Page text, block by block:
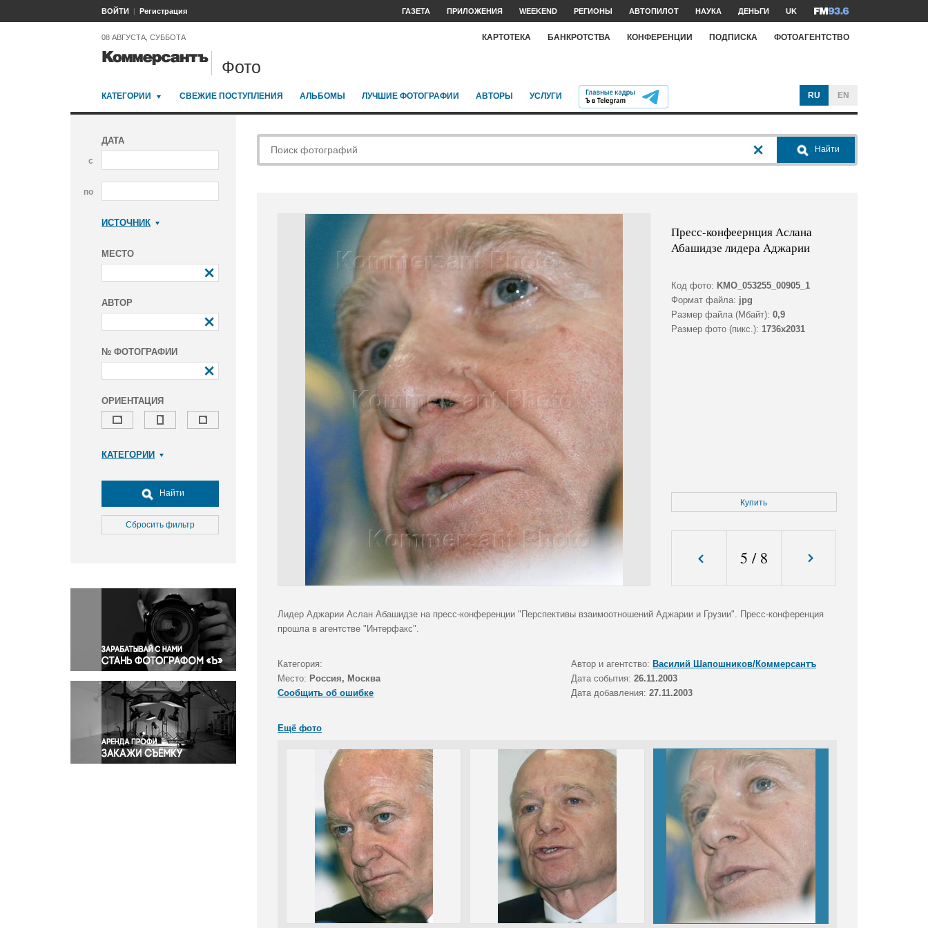
ВОЙТИ Регистрация ГАЗЕТА ПРИЛОЖЕНИЯ WEEKEND РЕГИОНЫ АВТОПИЛОТ НАУКА ДЕНЬГИ UK
08 АВГУСТА, СУББОТА КАРТОТЕКА БАНКРОТСТВА КОНФЕРЕНЦИИ ПОДПИСКА ФОТОАГЕНТСТВО
Фото
КАТЕГОРИИ СВЕЖИЕ ПОСТУПЛЕНИЯ АЛЬБОМЫ ЛУЧШИЕ ФОТОГРАФИИ АВТОРЫ УСЛУГИ RU EN
ДАТА
с
по
ИСТОЧНИК
МЕСТО
АВТОР
№ ФОТОГРАФИИ
ОРИЕНТАЦИЯ
КАТЕГОРИИ
Досуг, туризм и отдых
Культура
Медицина
Окружающая среда
Политика
Правосудие
Происшествия и конфликты
Религия
Светская жизнь
Спорт
Экология
Экономика и бизнес
Найти
Сбросить фильтр
Найти
Пресс-конфеернция Аслана
Абашидзе лидера Аджарии
Код фото: KMO_053255_00905_1
Формат файла: jpg
Размер файла (Мбайт): 0,9
Размер фото (пикс.): 1736x2031
Купить
5 / 8
Лидер Аджарии Аслан Абашидзе на пресс-конференции "Перспективы взаимоотношений Аджарии и Грузии". Пресс-конференция
прошла в агентстве "Интерфакс".
Категория: Автор и агентство: Василий Шапошников/Коммерсантъ
Место: Россия, Москва Дата события: 26.11.2003
Сообщить об ошибке
Дата добавления: 27.11.2003
Ещё фото